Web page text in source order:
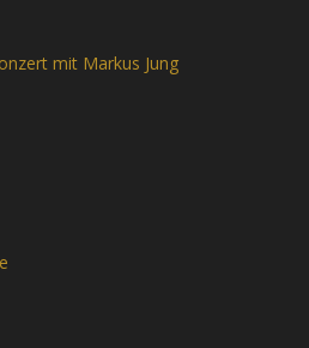
mit Markus Jung